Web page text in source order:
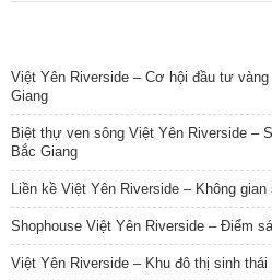
Việt Yên Riverside – Cơ hội đầu tư
Giang
Biệt thự ven sông Việt Yên Riverside –
Bắc Giang
Liền kề Việt Yên Riverside – Không
Shophouse Việt Yên Riverside – Điểm
Việt Yên Riverside – Khu đô thị sinh